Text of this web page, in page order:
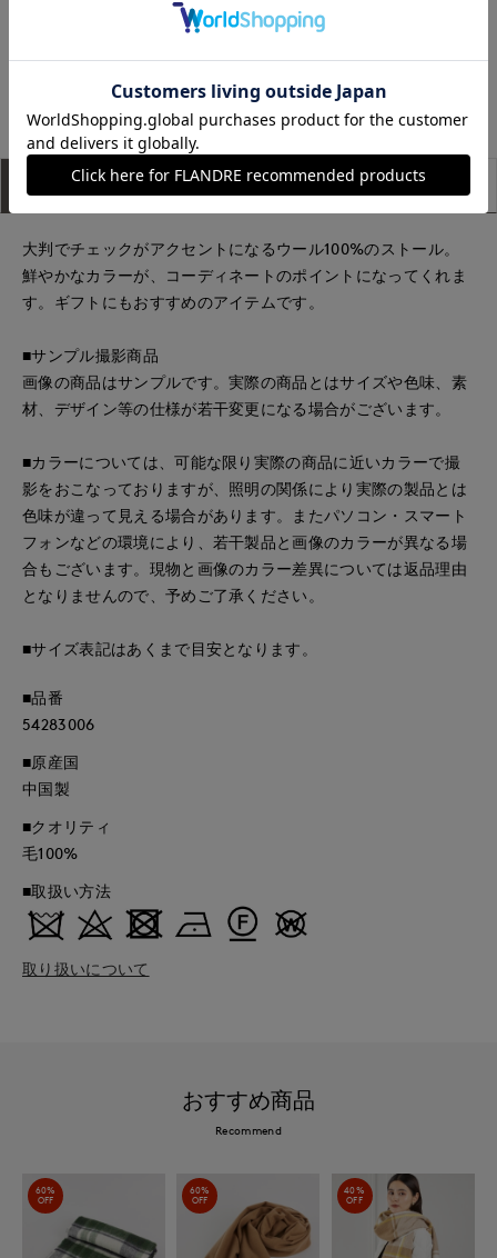
たまプラーザ東急I.T.'S.international 上本町近鉄I.T.'S.international
もっと見る
アイテム説明 サイズ詳細 購入レビュー
大判でチェックがアクセントになるウール100%のストール。
鮮やかなカラーが、コーディネートのポイントになってくれま
す。ギフトにもおすすめのアイテムです。
■サンプル撮影商品
画像の商品はサンプルです。実際の商品とはサイズや色味、素
材、デザイン等の仕様が若干変更になる場合がございます。
■カラーについては、可能な限り実際の商品に近いカラーで撮
影をおこなっておりますが、照明の関係により実際の製品とは
色味が違って見える場合があります。またパソコン・スマート
フォンなどの環境により、若干製品と画像のカラーが異なる場
合もございます。現物と画像のカラー差異については返品理由
となりませんので、予めご了承ください。
■サイズ表記はあくまで目安となります。
■品番
54283006
■原産国
中国製
■クオリティ
毛100%
■取扱い方法
取り扱いについて
おすすめ商品
Recommend
60%
OFF
60%
OFF
40%
OFF